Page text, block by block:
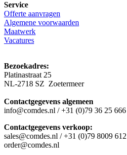
Service
Offerte aanvragen
Algemene voorwaarden
Maatwerk
Vacatures
Bezoekadres:
Platinastraat 25
NL-2718 SZ Zoetermeer
Contactgegevens algemeen
info@comdes.nl / +31 (0)79 36 25 666
Contactgegevens verkoop:
sales@comdes.nl / +31 (0)79 8009 612
order@comdes.nl